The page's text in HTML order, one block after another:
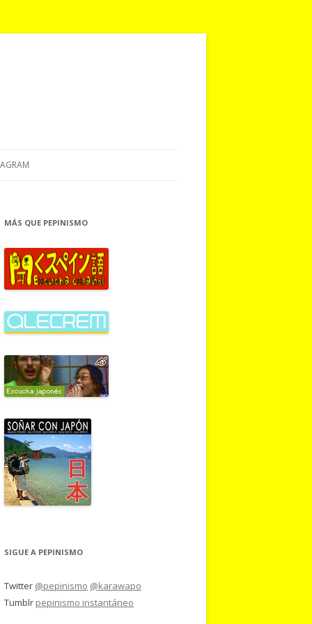
MÁS QUE PEPINISMO
SIGUE A PEPINISMO
Twitter @pepinismo @karawapo
Tumblr pepinismo instantáneo